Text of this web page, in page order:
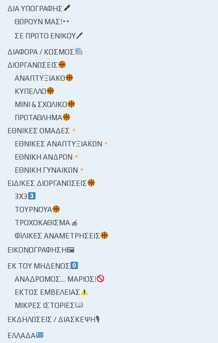
ΔΙΑ ΥΠΟΓΡΑΦΉΣ
ΘΩΡΟΎΝ ΜΑΣ!
ΣΕ ΠΡΏΤΟ ΕΝΙΚΟΎ🖊
ΔΙΆΦΟΡΑ / ΚΌΣΜΟΣ
ΔΙΟΡΓΑΝΏΣΕΙΣ
ΑΝΑΠΤΥΞΙΑΚΌ
ΚΎΠΕΛΛΟ
ΜΊΝΙ & ΣΧΟΛΙΚΌ
ΠΡΩΤΆΘΛΗΜΑ
ΕΘΝΙΚΈΣ ΟΜΆΔΕΣ
ΕΘΝΙΚΈΣ ΑΝΑΠΤΥΞΙΑΚΏΝ
ΕΘΝΙΚΉ ΑΝΔΡΏΝ
ΕΘΝΙΚΉ ΓΥΝΑΙΚΏΝ
ΕΙΔΙΚΈΣ ΔΙΟΡΓΑΝΏΣΕΙΣ
3X3
ΤΟΥΡΝΟΥΆ
ΤΡΟΧΟΚΆΘΙΣΜΑ
ΦΙΛΙΚΈΣ ΑΝΑΜΕΤΡΉΣΕΙΣ
ΕΙΚΟΝΟΓΡΆΦΗΣΗ🖼
ΕΚ ΤΟΥ ΜΗΔΕΝΌΣ
ΑΝΆΔΡΟΜΟΣ… ΜΆΡΙΟΣ!
ΕΚΤΌΣ ΕΜΒΈΛΕΙΑΣ
ΜΙΚΡΈΣ ΙΣΤΟΡΊΕΣ
ΕΚΔΗΛΏΣΕΙΣ / ΔΙΆΣΚΕΨΗ🎙
ΕΛΛΆΔΑ